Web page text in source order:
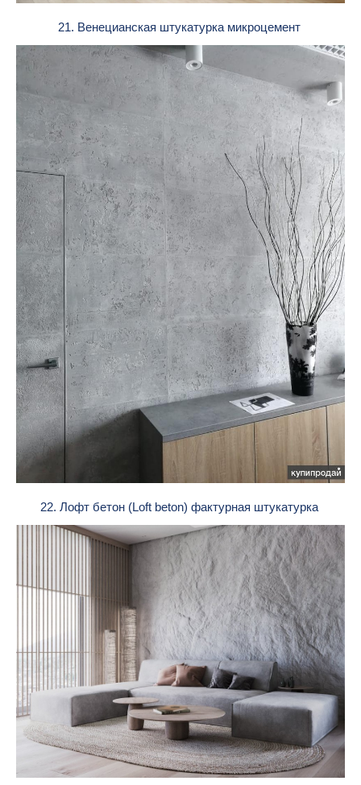
21. Венецианская штукатурка микроцемент
22. Лофт бетон (Loft beton) фактурная штукатурка